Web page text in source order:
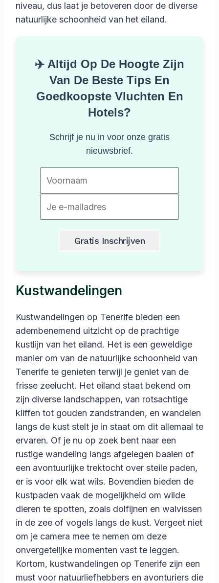
niveau, dus laat je betoveren door de diverse
natuurlijke schoonheid van het eiland.
✈️ Altijd Op De Hoogte Zijn
Van De Beste Tips En
Goedkoopste Vluchten En
Hotels?
Schrijf je nu in voor onze gratis
nieuwsbrief.
Kustwandelingen
Kustwandelingen op Tenerife bieden een
adembenemend uitzicht op de prachtige
kustlijn van het eiland. Het is een geweldige
manier om van de natuurlijke schoonheid van
Tenerife te genieten terwijl je geniet van de
frisse zeelucht. Het eiland staat bekend om
zijn diverse landschappen, van rotsachtige
kliffen tot gouden zandstranden, en wandelen
langs de kust stelt je in staat om dit allemaal te
ervaren. Of je nu op zoek bent naar een
rustige wandeling langs afgelegen baaien of
een avontuurlijke trektocht over steile paden,
er is voor elk wat wils. Bovendien bieden de
kustpaden vaak de mogelijkheid om wilde
dieren te spotten, zoals dolfijnen en walvissen
in de zee of vogels langs de kust. Vergeet niet
om je camera mee te nemen om deze
onvergetelijke momenten vast te leggen.
Kortom, kustwandelingen op Tenerife zijn een
must voor natuurliefhebbers en avonturiers die